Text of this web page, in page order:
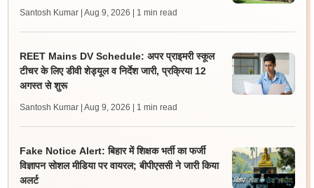
Santosh Kumar | Aug 9, 2026 | 1 min read
REET Mains DV Schedule: अपर प्राइमरी स्कूल
टीचर के लिए डीवी शेड्यूल व निर्देश जारी, प्रक्रिया 12
अगस्त से शुरू
Santosh Kumar | Aug 9, 2026 | 1 min read
Fake Notice Alert: बिहार में शिक्षक भर्ती का फर्जी
विज्ञापन सोशल मीडिया पर वायरल; बीपीएससी ने जारी किया
अलर्ट